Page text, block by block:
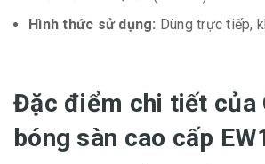
Hình thức sử dụng: Dùng trực tiếp,
Đặc điểm chi tiết của
bóng sàn cao cấp